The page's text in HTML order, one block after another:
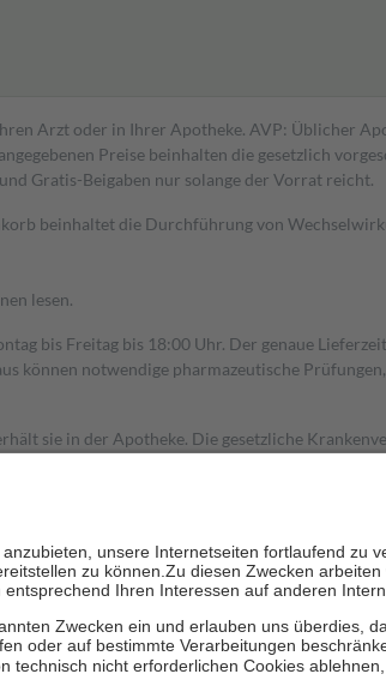
Arzt oder in Ihrer Apotheke. AVP: Üblicher
Preise beinhalten die gesetzlich
Gratis-Beigaben nur solange der Vorrat reicht.
beinhaltet die Durchführung von
lesen.
bis Freitag bis 18:00 Uhr. Der genaue
können notwendige pharmazeutische
sie in der Apotheke. Die gesetzliche
sowie zehn Euro je Verordnung.
Stellung der Familie zu unterstützen, fallen